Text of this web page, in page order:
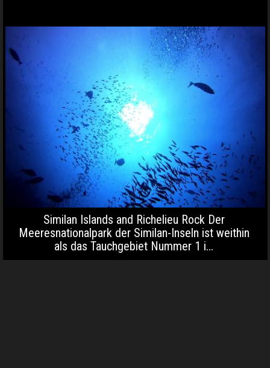
Similan Islands and Richelieu Rock Der
Meeresnationalpark der Similan-Inseln ist weithin
als das Tauchgebiet Nummer 1 i...